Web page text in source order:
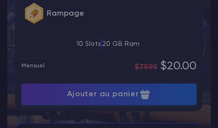
Rampage
10 Slots 20 GB Ram
Mensuel $79.99 $20.00
Ajouter au panier